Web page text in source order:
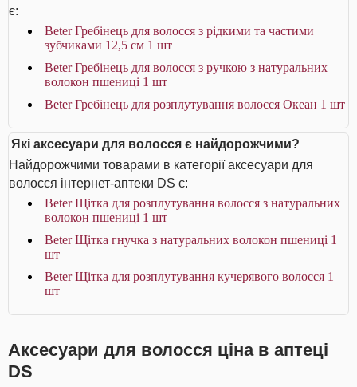
є:
Beter Гребінець для волосся з рідкими та частими
зубчиками 12,5 см 1 шт
Beter Гребінець для волосся з ручкою з натуральних
волокон пшениці 1 шт
Beter Гребінець для розплутування волосся Океан 1 шт
Які аксесуари для волосся є найдорожчими?
Найдорожчими товарами в категорії аксесуари для
волосся інтернет-аптеки DS є:
Beter Щітка для розплутування волосся з натуральних
волокон пшениці 1 шт
Beter Щітка гнучка з натуральних волокон пшениці 1
шт
Beter Щітка для розплутування кучерявого волосся 1
шт
Аксесуари для волосся ціна в аптеці
DS